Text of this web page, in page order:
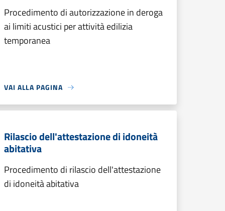
Procedimento di autorizzazione in deroga
ai limiti acustici per attività edilizia
temporanea
VAI ALLA PAGINA
Rilascio dell'attestazione di idoneità
abitativa
Procedimento di rilascio dell'attestazione
di idoneità abitativa